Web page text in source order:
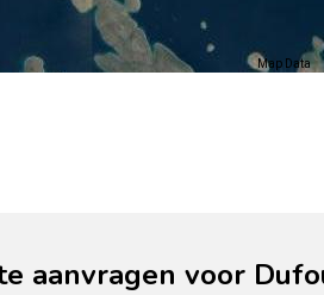
Map Data
aanvragen voor